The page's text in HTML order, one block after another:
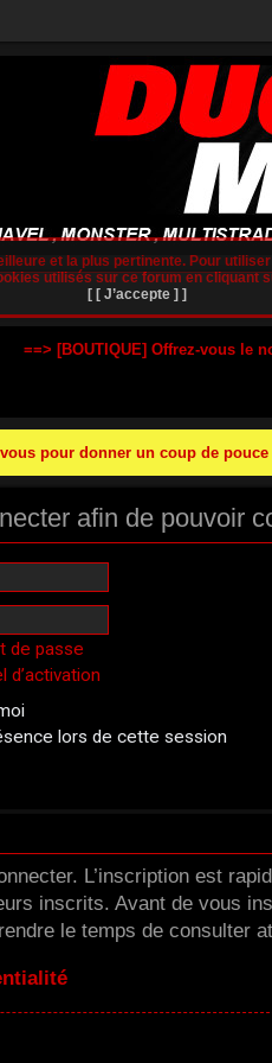
==> [BOUTIQUE] Offrez-vous le
pour donner un coup de
afin de pouvoir
de passe
d’activation
lors de cette session
L’inscription est
inscrits. Avant de vous
le temps de consulter
et la plus pertinente. Pour
utilisés sur ce forum en cliquant
[ [ J’accepte ] ]